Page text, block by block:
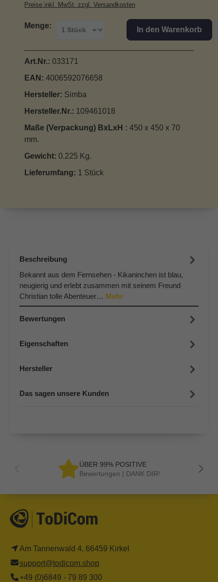
Preise inkl. MwSt. zzgl. Versandkosten
Menge: In den Warenkorb
Art.Nr.: 033171
EAN: 4006592076658
Hersteller: Simba
Hersteller.Nr.: 109461018
Maße (Verpackung) BxLxH : 450 x 450 x 70
mm.
Gewicht: 0.225 Kg.
Lieferumfang: 1 Stück
Beschreibung
Bekannt aus dem Fernsehen - Kikaninchen ist blau,
neugierig und erlebt zusammen mit seinem Freund
Christian tolle Abenteuer… Mehr
Bewertungen
Eigenschaften
Hersteller
Das sagen unsere Kunden
ÜBER 99% POSITIVE
Bewertungen | DANK DIR!
Am Tannenwald 4, 66459 Kirkel
support@todicom.shop
+49 (0)6849 - 79 89 300